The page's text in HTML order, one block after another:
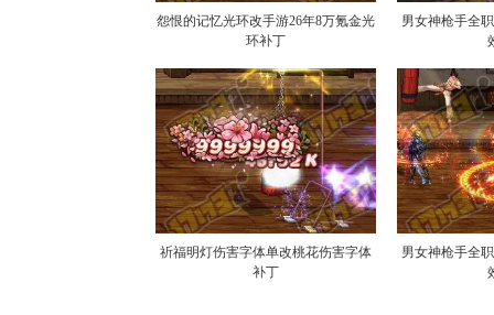
怨恨的记忆光环改手游26年8万氪金光
环补丁
男女神枪手全
祈福明灯伤害字体单改桃花伤害字体
补丁
男女神枪手全